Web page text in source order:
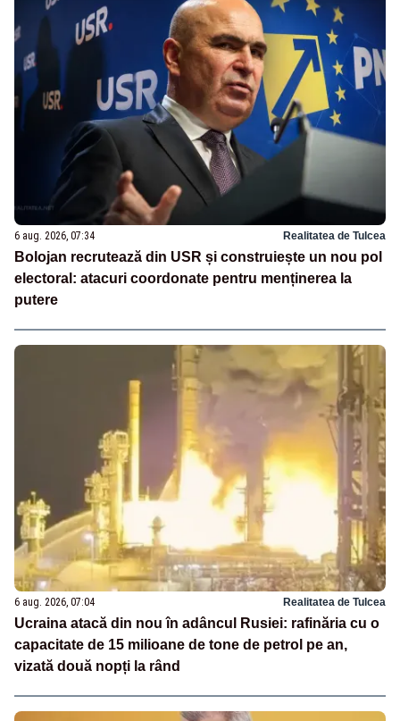
6 aug. 2026, 07:34 Realitatea de Tulcea
Bolojan recrutează din USR și construiește un nou pol
electoral: atacuri coordonate pentru menținerea la
putere
6 aug. 2026, 07:04 Realitatea de Tulcea
Ucraina atacă din nou în adâncul Rusiei: rafinăria cu o
capacitate de 15 milioane de tone de petrol pe an,
vizată două nopți la rând